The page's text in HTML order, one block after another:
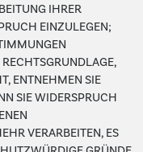
IHRER
EINZULEGEN;
ENTNEHMEN SIE
SIE WIDERSPRUCH
VERARBEITEN, ES